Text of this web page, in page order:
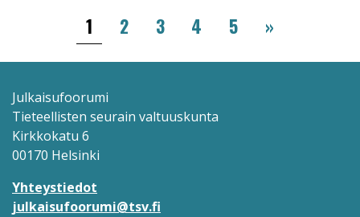
Sivutus
1 2 3 4 5 »››
Julkaisufoorumi
Tieteellisten seurain valtuuskunta
Kirkkokatu 6
00170 Helsinki
Yhteystiedot
julkaisufoorumi@tsv.fi